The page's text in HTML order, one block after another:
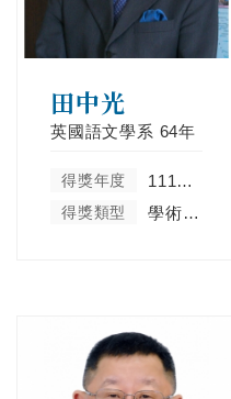
田中光
英國語文學系 64年
得獎年度 111學年度
得獎類型 學術卓越類